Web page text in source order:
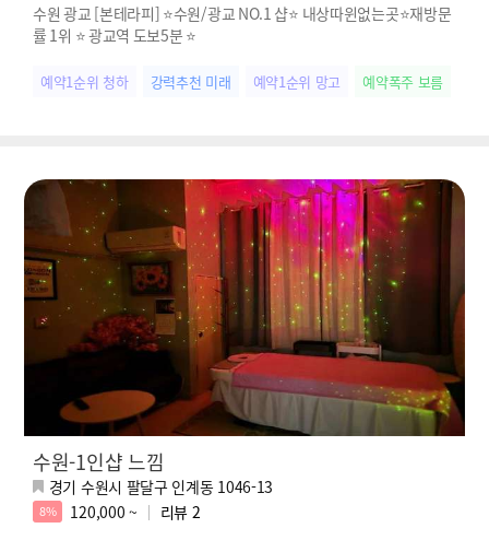
수원 광교 [본테라피] ⭐️수원/광교 NO.1 샵⭐️ 내상따윈없는곳⭐️재방문
률 1위 ⭐️ 광교역 도보5분 ⭐️
예약1순위 청하 강력추천 미래 예약1순위 망고 예약폭주 보름
수원-1인샵 느낌
경기 수원시 팔달구 인계동 1046-13
8% 120,000 ~ 리뷰 2